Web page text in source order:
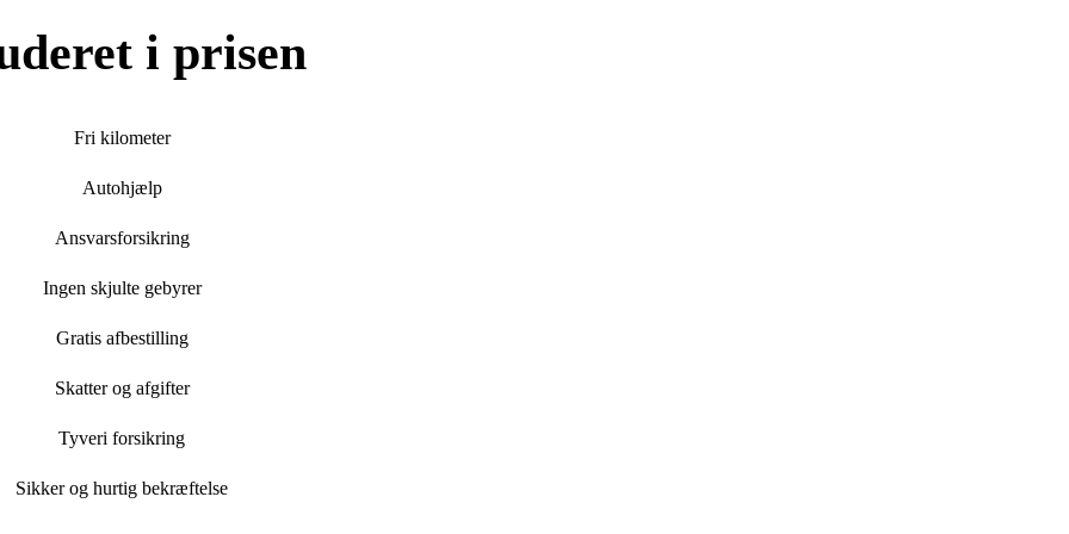
i prisen
Fri kilometer
Autohjælp
Ansvarsforsikring
Ingen skjulte gebyrer
Gratis afbestilling
Skatter og afgifter
Tyveri forsikring
Sikker og hurtig bekræftelse